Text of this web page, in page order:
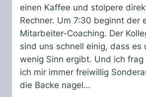
einen Kaffee und stolpere
Rechner. Um 7:30 beginnt der
Mitarbeiter-Coaching. Der
sind uns schnell einig, dass es
wenig Sinn ergibt. Und ich frag
ich mir immer freiwillig
die Backe nagel…